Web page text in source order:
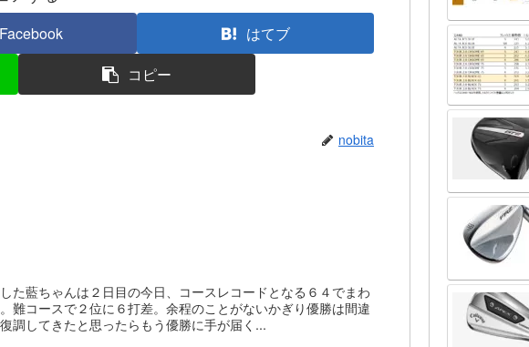
Facebook
はてブ
コピー
nobita
た藍ちゃんは２日目の今日、コースレコードとなる６４でまわ
難コースで２位に６打差。余程のことがないかぎり優勝は間違
調してきたと思ったらもう優勝に手が届く...